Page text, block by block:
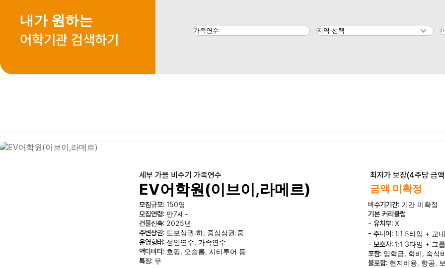
내가 원하는
어학기관 검색하기
세부 가을 비수기 가족연수
EV어학원(이브이,라메르)
최저가 보장(4주당 금
금액 미확정
모집규모: 150명
모집연령: 만7세~
건물신축: 2025년
주변상권: 도보상권:하, 중심상권:중
운영형태: 성인연수, 가족연수
액티비티: 호핑, 오슬롭, 시티투어 등
특징: 무
비수기기간: 기간 미확정
기본 커리큘럼
- 유치부: X
- 주니어: 1:1 5타임 + 교
- 보호자: 1:1 3타임 + 그
포함: 입학금, 학비, 숙식
불포함: 현지비용, 항공,